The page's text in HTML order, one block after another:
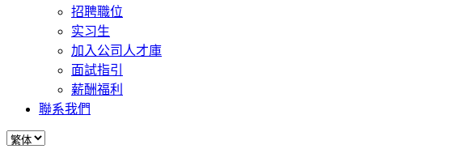
招聘職位
实习生
加入公司人才庫
面試指引
薪酬福利
聯系我們